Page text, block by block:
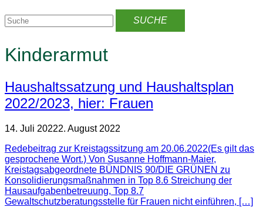
Kinderarmut
Haushaltssatzung und Haushaltsplan
2022/2023, hier: Frauen
14. Juli 20222. August 2022
Redebeitrag zur Kreistagssitzung am 20.06.2022(Es gilt das
gesprochene Wort.) Von Susanne Hoffmann-Maier,
Kreistagsabgeordnete BÜNDNIS 90/DIE GRÜNEN zu
Konsolidierungsmaßnahmen in Top 8.6 Streichung der
Hausaufgabenbetreuung, Top 8.7
Gewaltschutzberatungsstelle für Frauen nicht einführen, […]